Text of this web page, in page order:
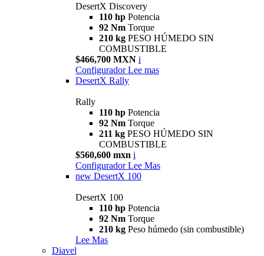
DesertX Discovery
110 hp Potencia
92 Nm Torque
210 kg PESO HÚMEDO SIN
COMBUSTIBLE
$466,700 MXN i
Configurador Lee mas
DesertX Rally
Rally
110 hp Potencia
92 Nm Torque
211 kg PESO HÚMEDO SIN
COMBUSTIBLE
$560,600 mxn i
Configurador Lee Mas
new DesertX 100
DesertX 100
110 hp Potencia
92 Nm Torque
210 kg Peso húmedo (sin combustible)
Lee Mas
Diavel